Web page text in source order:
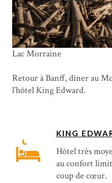
Lac Morraine
Retour à Banff, dîner au
l’hôtel King Edward.
KING
Hôtel très
au confort
coup de cœur.